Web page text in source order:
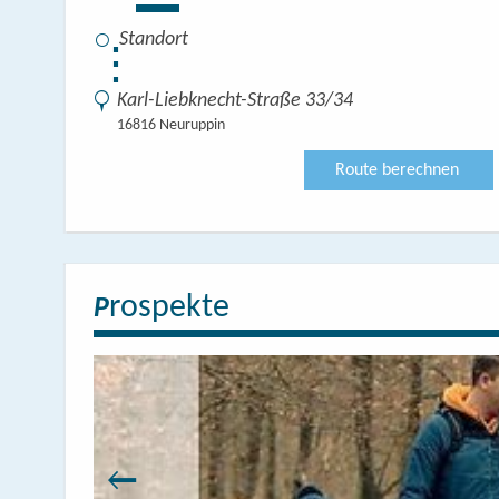
⋮
Karl-Liebknecht-Straße 33/34
16816 Neuruppin
Route berechnen
Prospekte